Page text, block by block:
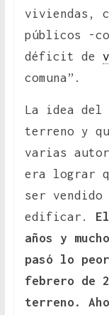
viviendas,
públicos -
déficit de
comuna”.
La idea del
terreno y
varias
era lograr
ser
edificar.
años y
pasó lo
febrero de
terreno.